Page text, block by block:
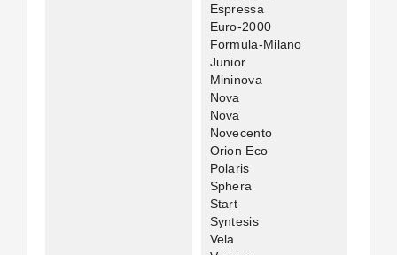
Espressa
Euro-2000
Formula-Milano
Junior
Mininova
Nova
Nova
Novecento
Orion Eco
Polaris
Sphera
Start
Syntesis
Vela